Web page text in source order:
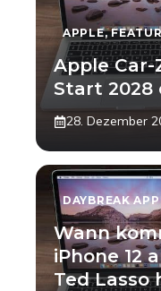
APPLE,
Apple
Start 2028
28. Dezember
DAYBREAK
Wann
iPhone 12
Ted Lasso